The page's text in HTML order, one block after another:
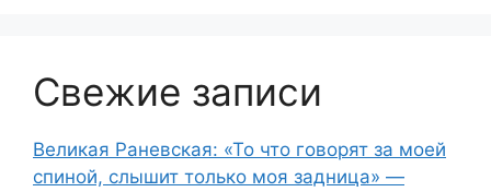
Свежие записи
Великая Раневская: «То что говорят за моей
спиной, слышит только моя задница» —